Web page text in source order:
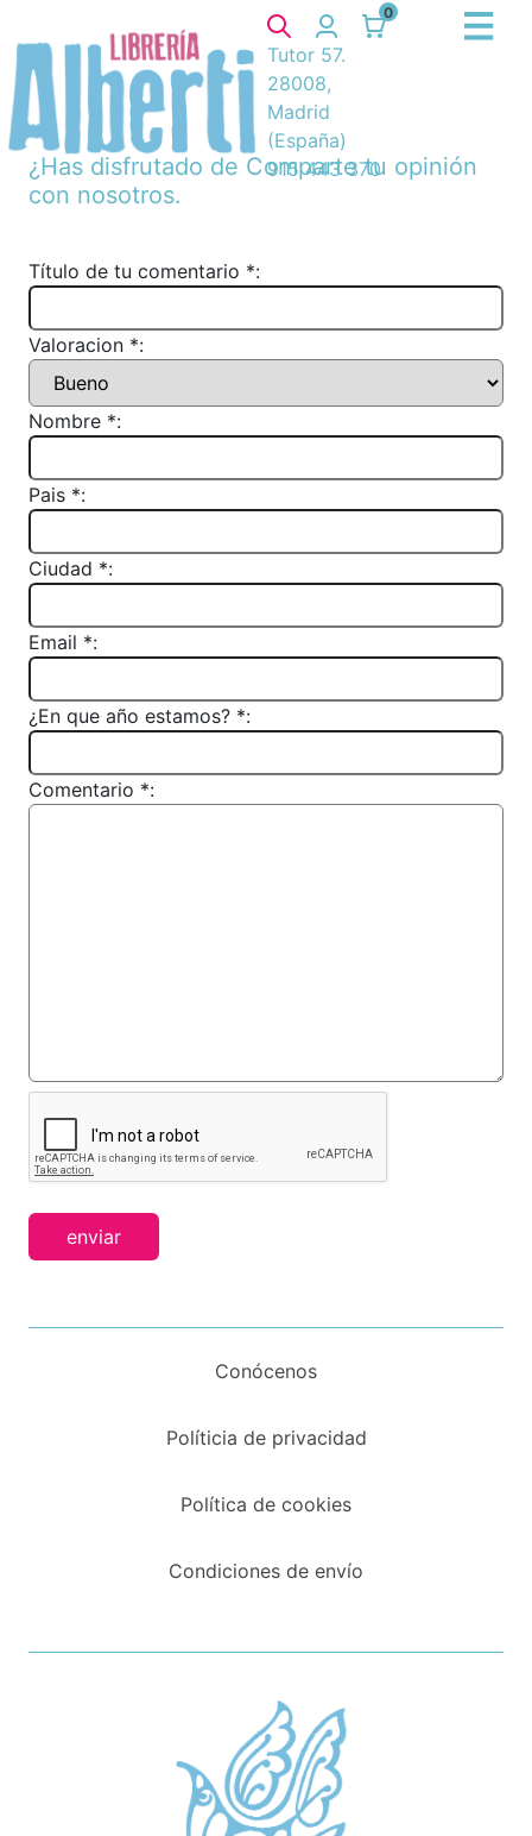
0
Tutor 57.
28008,
Madrid
(España)
915 443 370
¿Has disfrutado de Comparte tu opinión
con nosotros.
Título de tu comentario *:
Valoracion *:
Nombre *:
Pais *:
Ciudad *:
Email *:
¿En que año estamos? *:
Comentario *:
enviar
Conócenos
Políticia de privacidad
Política de cookies
Condiciones de envío